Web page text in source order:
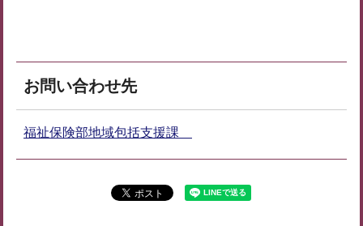
お問い合わせ先
福祉保険部地域包括支援課